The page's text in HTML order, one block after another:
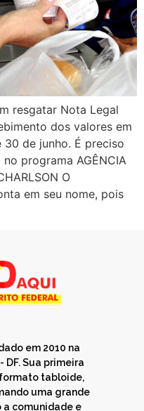
resgatar Nota Legal
dos valores em
de junho. É preciso
programa AGÊNCIA
O
em seu nome, pois
em 2010 na
Sua primeira
tabloide,
uma grande
comunidade e